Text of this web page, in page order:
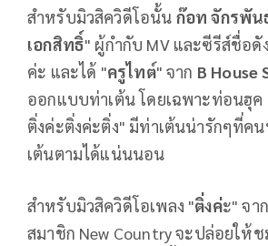
สำหรับมิวสิควิดีโอนั้น ก๊อท จักรพัน
เอกสิทธิ์" ผู้กำกับ MV และซีรีส์ชื่อดั
ค่ะ และได้ "ครูไทต์" จาก B House
ออกแบบท่าเต้น โดยเฉพาะท่อนฮุค
ติ่งค่ะติ่งค่ะติ่ง" มีท่าเต้นน่ารักๆที่คน
เต้นตามได้แน่นนอน
สำหรับมิวสิควิดีโอเพลง "ติ่งค่ะ" จา
สมาชิก New Country จะปล่อยให้ช